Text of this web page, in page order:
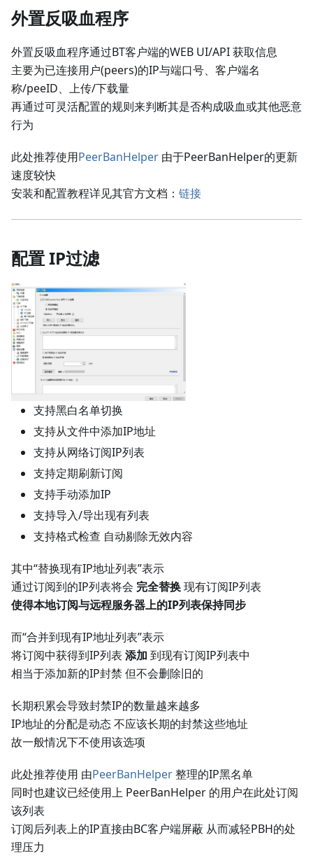
外置反吸血程序
外置反吸血程序通过BT客户端的WEB UI/API 获取信息
主要为已连接用户(peers)的IP与端口号、客户端名
称/peeID、上传/下载量
再通过可灵活配置的规则来判断其是否构成吸血或其他恶意
行为
此处推荐使用PeerBanHelper 由于PeerBanHelper的更新
速度较快
安装和配置教程详见其官方文档： 链接
配置 IP过滤
支持黑白名单切换
支持从文件中添加IP地址
支持从网络订阅IP列表
支持定期刷新订阅
支持手动添加IP
支持导入/导出现有列表
支持格式检查 自动剔除无效内容
其中“替换现有IP地址列表”表示
通过订阅到的IP列表将会 完全替换现有订阅IP列表
使得本地订阅与远程服务器上的IP列表保持同步
而“合并到现有IP地址列表”表示
将订阅中获得到IP列表 添加 到现有订阅IP列表中
相当于添加新的IP封禁 但不会删除旧的
长期积累会导致封禁IP的数量越来越多
IP地址的分配是动态 不应该长期的封禁这些地址
故一般情况下不使用该选项
此处推荐使用 由PeerBanHelper整理的IP黑名单
同时也建议已经使用上 PeerBanHelper 的用户在此处订阅
该列表
订阅后列表上的IP直接由BC客户端屏蔽 从而减轻PBH的处
理压力